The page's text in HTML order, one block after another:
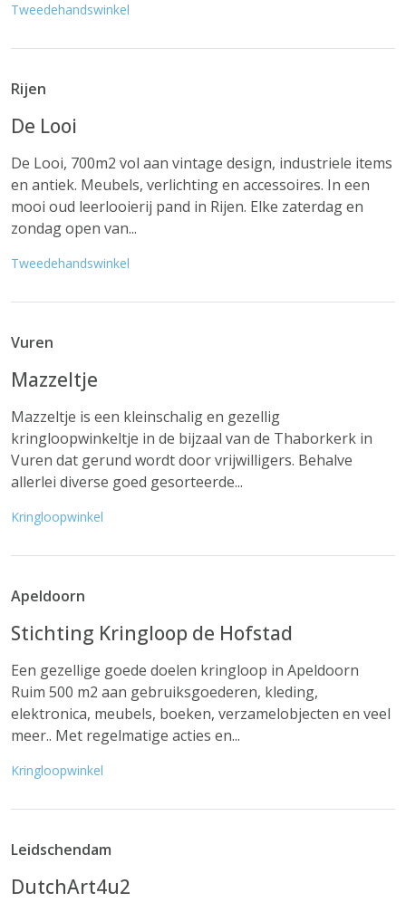
Tweedehandswinkel
Rijen
De Looi
De Looi, 700m2 vol aan vintage design, industriele items
en antiek. Meubels, verlichting en accessoires. In een
mooi oud leerlooierij pand in Rijen. Elke zaterdag en
zondag open van...
Tweedehandswinkel
Vuren
Mazzeltje
Mazzeltje is een kleinschalig en gezellig
kringloopwinkeltje in de bijzaal van de Thaborkerk in
Vuren dat gerund wordt door vrijwilligers. Behalve
allerlei diverse goed gesorteerde...
Kringloopwinkel
Apeldoorn
Stichting Kringloop de Hofstad
Een gezellige goede doelen kringloop in Apeldoorn
Ruim 500 m2 aan gebruiksgoederen, kleding,
elektronica, meubels, boeken, verzamelobjecten en veel
meer.. Met regelmatige acties en...
Kringloopwinkel
Leidschendam
DutchArt4u2